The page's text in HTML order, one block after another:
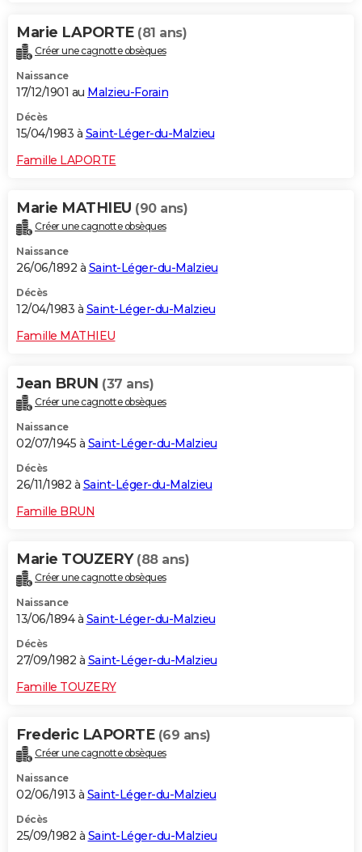
Marie LAPORTE (81 ans)
Créer une cagnotte obsèques
Naissance
17/12/1901 au Malzieu-Forain
Décès
15/04/1983 à Saint-Léger-du-Malzieu
Famille LAPORTE
Marie MATHIEU (90 ans)
Créer une cagnotte obsèques
Naissance
26/06/1892 à Saint-Léger-du-Malzieu
Décès
12/04/1983 à Saint-Léger-du-Malzieu
Famille MATHIEU
Jean BRUN (37 ans)
Créer une cagnotte obsèques
Naissance
02/07/1945 à Saint-Léger-du-Malzieu
Décès
26/11/1982 à Saint-Léger-du-Malzieu
Famille BRUN
Marie TOUZERY (88 ans)
Créer une cagnotte obsèques
Naissance
13/06/1894 à Saint-Léger-du-Malzieu
Décès
27/09/1982 à Saint-Léger-du-Malzieu
Famille TOUZERY
Frederic LAPORTE (69 ans)
Créer une cagnotte obsèques
Naissance
02/06/1913 à Saint-Léger-du-Malzieu
Décès
25/09/1982 à Saint-Léger-du-Malzieu